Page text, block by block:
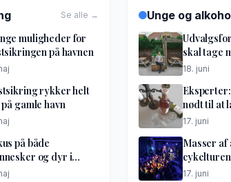
Se alle →
muligheder for
på havnen
rykker helt
gamle havn
på både
og dyr i
til lufthavnsdiget
Unge og
skal tage
18. juni
nødt til at
17. juni
Masser af
til festen
17. juni